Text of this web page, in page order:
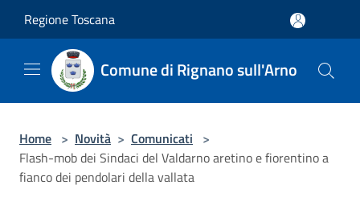
Regione Toscana
Comune di Rignano sull'Arno
Home > Novità > Comunicati >
Flash-mob dei Sindaci del Valdarno aretino e fiorentino a
fianco dei pendolari della vallata